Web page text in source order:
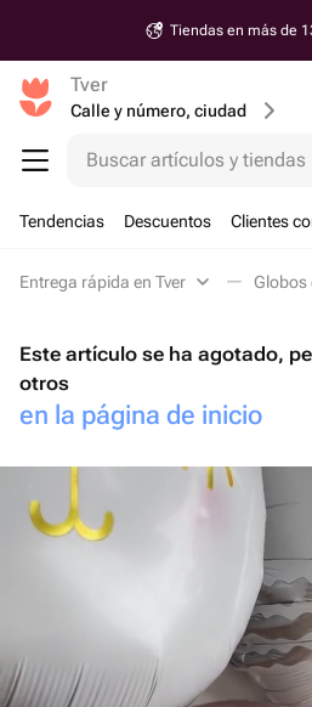
Tiendas en más de
Tver
Calle y número, ciudad
Buscar artículos y tiendas
Tendencias Descuentos Clientes
Entrega rápida en Tver Globos
Este artículo se ha agotado,
otros
en la página de inicio